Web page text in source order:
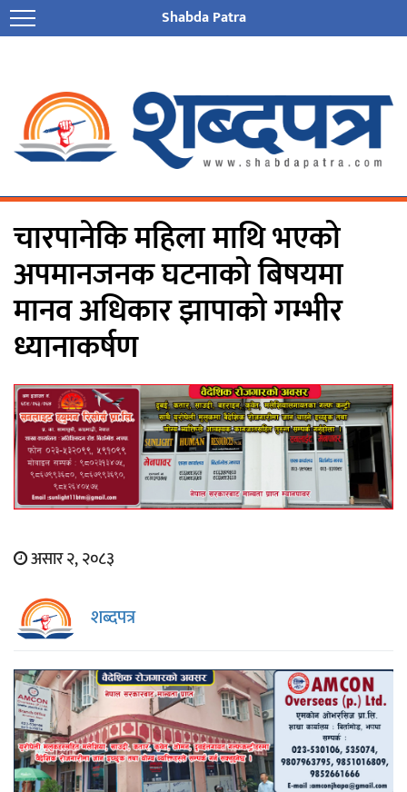
Shabda Patra
चारपानेकि महिला माथि भएको
अपमानजनक घटनाको बिषयमा
मानव अधिकार झापाको गम्भीर
ध्यानाकर्षण
असार २, २०८३
शब्दपत्र